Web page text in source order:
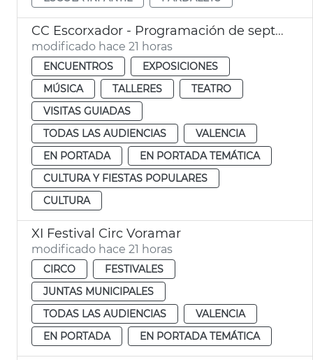
CC Escorxador - Programación de septiembre
modificado hace 21 horas
ENCUENTROS
EXPOSICIONES
MÚSICA
TALLERES
TEATRO
VISITAS GUIADAS
TODAS LAS AUDIENCIAS
VALENCIA
EN PORTADA
EN PORTADA TEMÁTICA
CULTURA Y FIESTAS POPULARES
CULTURA
XI Festival Circ Voramar
modificado hace 21 horas
CIRCO
FESTIVALES
JUNTAS MUNICIPALES
TODAS LAS AUDIENCIAS
VALENCIA
EN PORTADA
EN PORTADA TEMÁTICA